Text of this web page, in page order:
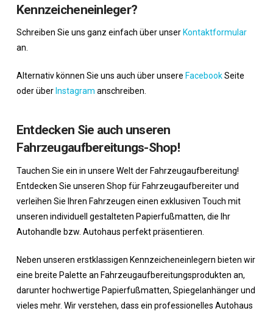
Kennzeicheneinleger?
Schreiben Sie uns ganz einfach über unser Kontaktformular
an.
Alternativ können Sie uns auch über unsere FacebookSeite
oder über Instagram anschreiben.
Entdecken Sie auch unseren
Fahrzeugaufbereitungs-Shop!
Tauchen Sie ein in unsere Welt der Fahrzeugaufbereitung!
Entdecken Sie unseren Shop für Fahrzeugaufbereiter und
verleihen Sie Ihren Fahrzeugen einen exklusiven Touch mit
unseren individuell gestalteten Papierfußmatten, die Ihr
Autohandle bzw. Autohaus perfekt präsentieren.
Neben unseren erstklassigen Kennzeicheneinlegern bieten wir
eine breite Palette an Fahrzeugaufbereitungsprodukten an,
darunter hochwertige Papierfußmatten, Spiegelanhänger und
vieles mehr. Wir verstehen, dass ein professionelles Autohaus